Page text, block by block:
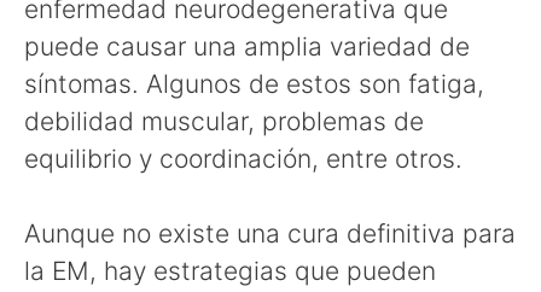
enfermedad neurodegenerativa que
puede causar una amplia variedad de
síntomas. Algunos de estos son fatiga,
debilidad muscular, problemas de
equilibrio y coordinación, entre otros.
Aunque no existe una cura definitiva para
la EM, hay estrategias que pueden